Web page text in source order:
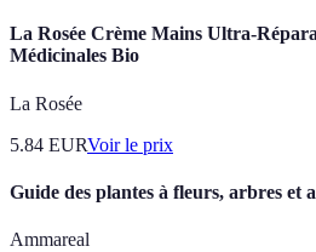
La Rosée Crème Mains Ultra-
Médicinales Bio
La Rosée
5.84 EURVoir le prix
Guide des plantes à fleurs, arbres et
Ammareal